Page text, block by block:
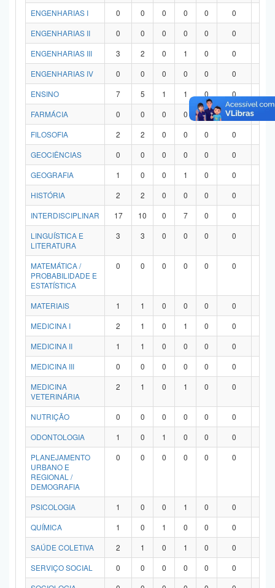
ENGENHARIAS I
0 0 0 0 0 0
ENGENHARIAS II
0 0 0 0 0 0
ENGENHARIAS III
3 2 0 1 0 0
ENGENHARIAS IV
0 0 0 0 0 0
ENSINO
7 5 1 1 0 0
FARMÁCIA
0 0 0 0 0 0
FILOSOFIA
2 2 0 0 0 0
GEOCIÊNCIAS
0 0 0 0 0 0
GEOGRAFIA
1 0 0 1 0 0
HISTÓRIA
2 2 0 0 0 0
INTERDISCIPLINAR
17 10 0 7 0 0
LINGUÍSTICA E
LITERATURA
3 3 0 0 0 0
MATEMÁTICA /
PROBABILIDADE E
ESTATÍSTICA
0 0 0 0 0 0
MATERIAIS 1 1 0 0 0 0
MEDICINA I
2 1 0 1 0 0
MEDICINA II
1 1 0 0 0 0
MEDICINA III
0 0 0 0 0 0
MEDICINA
VETERINÁRIA
2 1 0 1 0 0
NUTRIÇÃO 0 0 0 0 0 0
ODONTOLOGIA
1 0 1 0 0 0
PLANEJAMENTO
URBANO E
REGIONAL /
DEMOGRAFIA
0 0 0 0 0 0
PSICOLOGIA 1 0 0 1 0 0
QUÍMICA
1 0 1 0 0 0
SAÚDE COLETIVA
2 1 0 1 0 0
SERVIÇO SOCIAL
0 0 0 0 0 0